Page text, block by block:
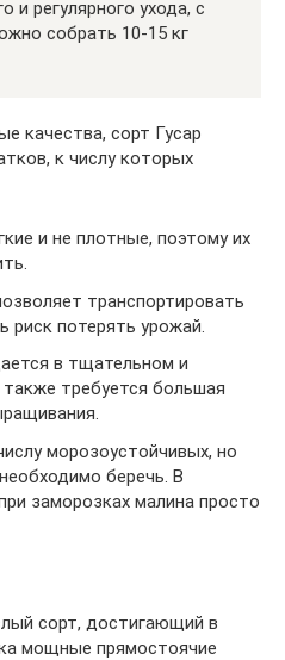
и регулярного ухода, с
собрать 10-15 кг
качества, сорт Гусар
к числу которых
и не плотные, поэтому их
транспортировать
риск потерять урожай.
в тщательном и
требуется большая
морозоустойчивых, но
беречь. В
заморозках малина просто
сорт, достигающий в
мощные прямостоячие